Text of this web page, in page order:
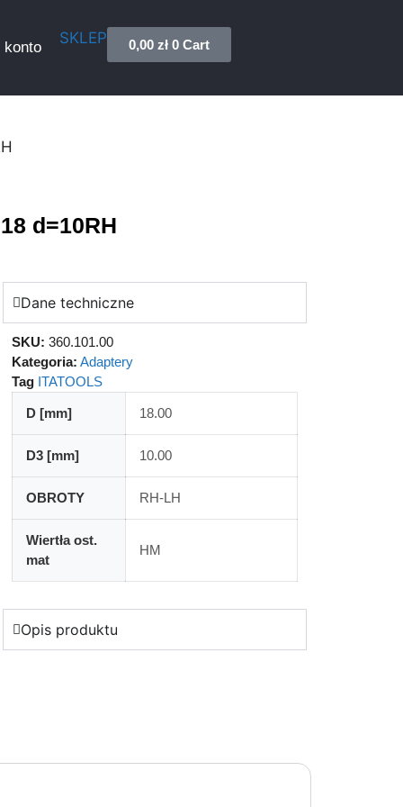
konto
SKLEP 0,00 zł 0 Cart
d=10RH
Dane techniczne
SKU: 360.101.00
Kategoria: Adaptery
Tag ITATOOLS
D [mm] 18.00
D3 [mm] 10.00
OBROTY RH-LH
Wiertła ost.
mat
HM
Opis produktu